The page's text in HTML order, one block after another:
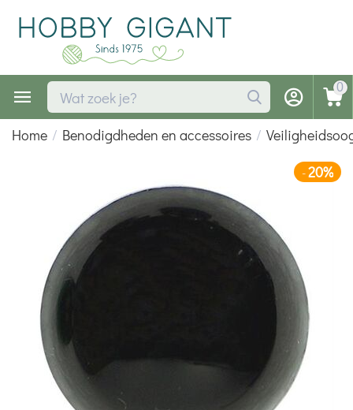
0
Home / Benodigdheden en accessoires /
-20%